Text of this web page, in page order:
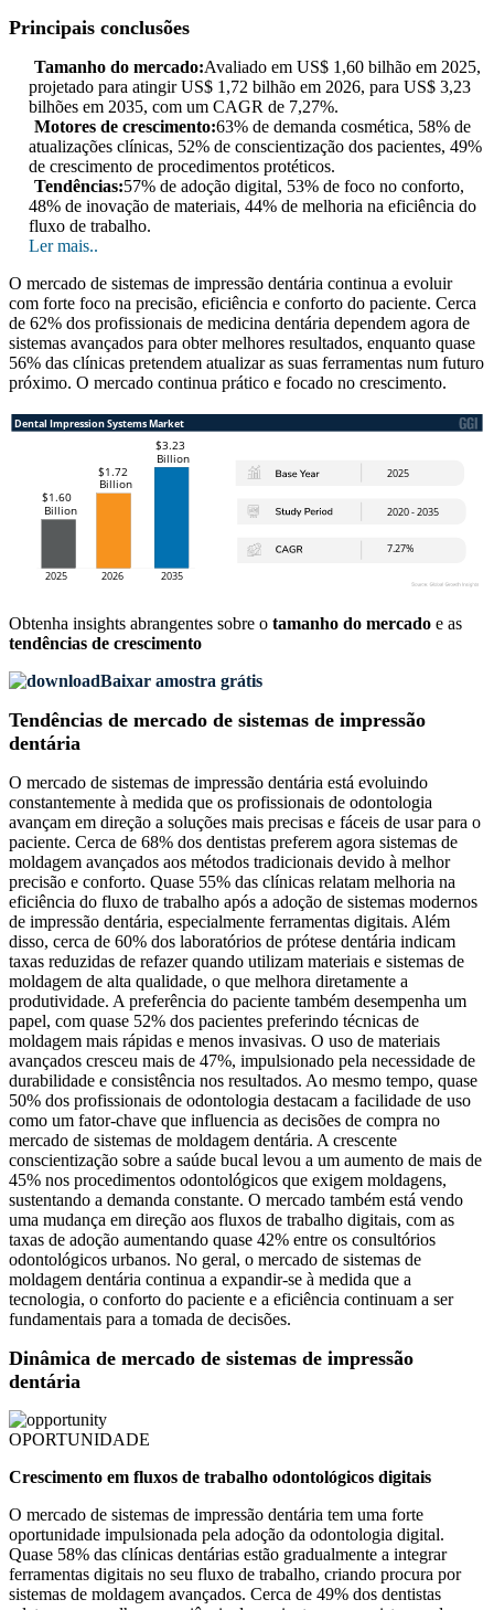
Principais conclusões
Tamanho do mercado:Avaliado em US$ 1,60 bilhão em 2025,
projetado para atingir US$ 1,72 bilhão em 2026, para US$ 3,23
bilhões em 2035, com um CAGR de 7,27%.
Motores de crescimento:63% de demanda cosmética, 58% de
atualizações clínicas, 52% de conscientização dos pacientes, 49%
de crescimento de procedimentos protéticos.
Tendências:57% de adoção digital, 53% de foco no conforto,
48% de inovação de materiais, 44% de melhoria na eficiência do
fluxo de trabalho.
Ler mais..
O mercado de sistemas de impressão dentária continua a evoluir
com forte foco na precisão, eficiência e conforto do paciente. Cerca
de 62% dos profissionais de medicina dentária dependem agora de
sistemas avançados para obter melhores resultados, enquanto quase
56% das clínicas pretendem atualizar as suas ferramentas num futuro
próximo. O mercado continua prático e focado no crescimento.
Obtenha insights abrangentes sobre o tamanho do mercado e as
tendências de crescimento
Baixar amostra grátis
Tendências de mercado de sistemas de impressão
dentária
O mercado de sistemas de impressão dentária está evoluindo
constantemente à medida que os profissionais de odontologia
avançam em direção a soluções mais precisas e fáceis de usar para o
paciente. Cerca de 68% dos dentistas preferem agora sistemas de
moldagem avançados aos métodos tradicionais devido à melhor
precisão e conforto. Quase 55% das clínicas relatam melhoria na
eficiência do fluxo de trabalho após a adoção de sistemas modernos
de impressão dentária, especialmente ferramentas digitais. Além
disso, cerca de 60% dos laboratórios de prótese dentária indicam
taxas reduzidas de refazer quando utilizam materiais e sistemas de
moldagem de alta qualidade, o que melhora diretamente a
produtividade. A preferência do paciente também desempenha um
papel, com quase 52% dos pacientes preferindo técnicas de
moldagem mais rápidas e menos invasivas. O uso de materiais
avançados cresceu mais de 47%, impulsionado pela necessidade de
durabilidade e consistência nos resultados. Ao mesmo tempo, quase
50% dos profissionais de odontologia destacam a facilidade de uso
como um fator-chave que influencia as decisões de compra no
mercado de sistemas de moldagem dentária. A crescente
conscientização sobre a saúde bucal levou a um aumento de mais de
45% nos procedimentos odontológicos que exigem moldagens,
sustentando a demanda constante. O mercado também está vendo
uma mudança em direção aos fluxos de trabalho digitais, com as
taxas de adoção aumentando quase 42% entre os consultórios
odontológicos urbanos. No geral, o mercado de sistemas de
moldagem dentária continua a expandir-se à medida que a
tecnologia, o conforto do paciente e a eficiência continuam a ser
fundamentais para a tomada de decisões.
Dinâmica de mercado de sistemas de impressão
dentária
OPORTUNIDADE
Crescimento em fluxos de trabalho odontológicos digitais
O mercado de sistemas de impressão dentária tem uma forte
oportunidade impulsionada pela adoção da odontologia digital.
Quase 58% das clínicas dentárias estão gradualmente a integrar
ferramentas digitais no seu fluxo de trabalho, criando procura por
sistemas de moldagem avançados. Cerca de 49% dos dentistas